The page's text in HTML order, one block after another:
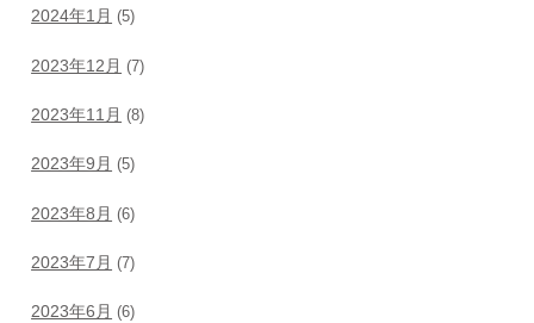
2024年1月 (5)
2023年12月 (7)
2023年11月 (8)
2023年9月 (5)
2023年8月 (6)
2023年7月 (7)
2023年6月 (6)